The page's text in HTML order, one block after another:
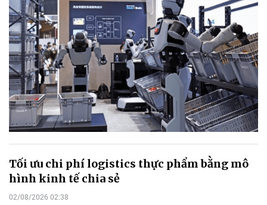
Tối ưu chi phí logistics thực phẩm bằng mô
hình kinh tế chia sẻ
02/08/2026 02:38